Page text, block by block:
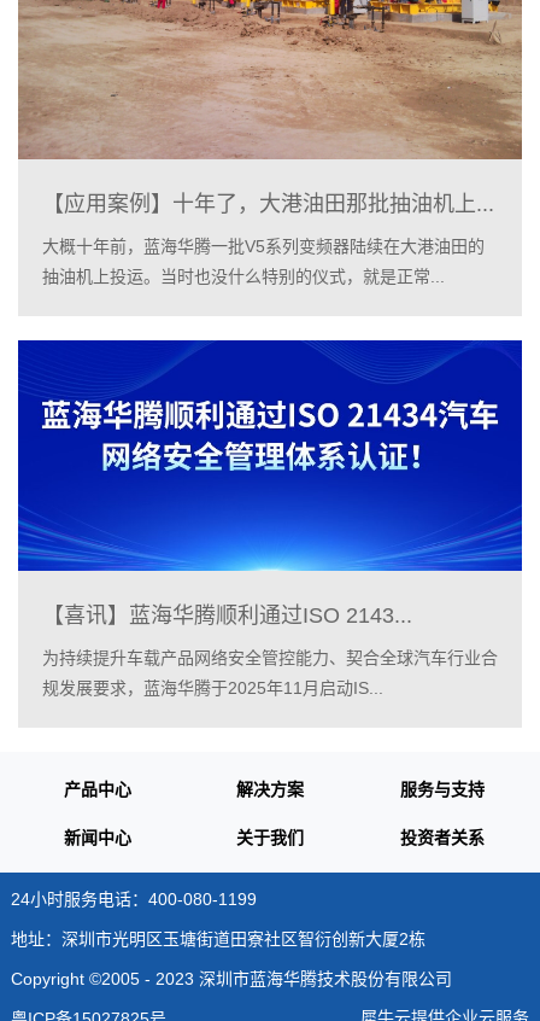
【应用案例】十年了，大港油田那批抽油机上...
大概十年前，蓝海华腾一批V5系列变频器陆续在大港油田的
抽油机上投运。当时也没什么特别的仪式，就是正常...
【喜讯】蓝海华腾顺利通过ISO 2143...
为持续提升车载产品网络安全管控能力、契合全球汽车行业合
规发展要求，蓝海华腾于2025年11月启动IS...
产品中心 解决方案 服务与支持
新闻中心 关于我们 投资者关系
24小时服务电话：400-080-1199
地址：深圳市光明区玉塘街道田寮社区智衍创新大厦2栋
Copyright ©2005 - 2023 深圳市蓝海华腾技术股份有限公司